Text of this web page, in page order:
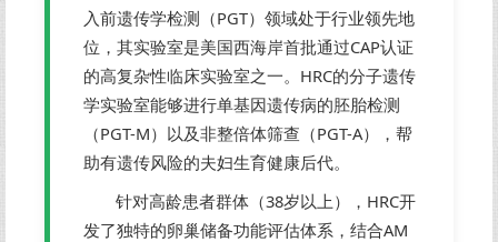
入前遗传学检测（PGT）领域处于行业领先地
位，其实验室是美国西海岸首批通过CAP认证
的高复杂性临床实验室之一。HRC的分子遗传
学实验室能够进行单基因遗传病的胚胎检测
（PGT-M）以及非整倍体筛查（PGT-A），帮
助有遗传风险的夫妇生育健康后代。
针对高龄患者群体（38岁以上），HRC开
发了独特的卵巢储备功能评估体系，结合AM